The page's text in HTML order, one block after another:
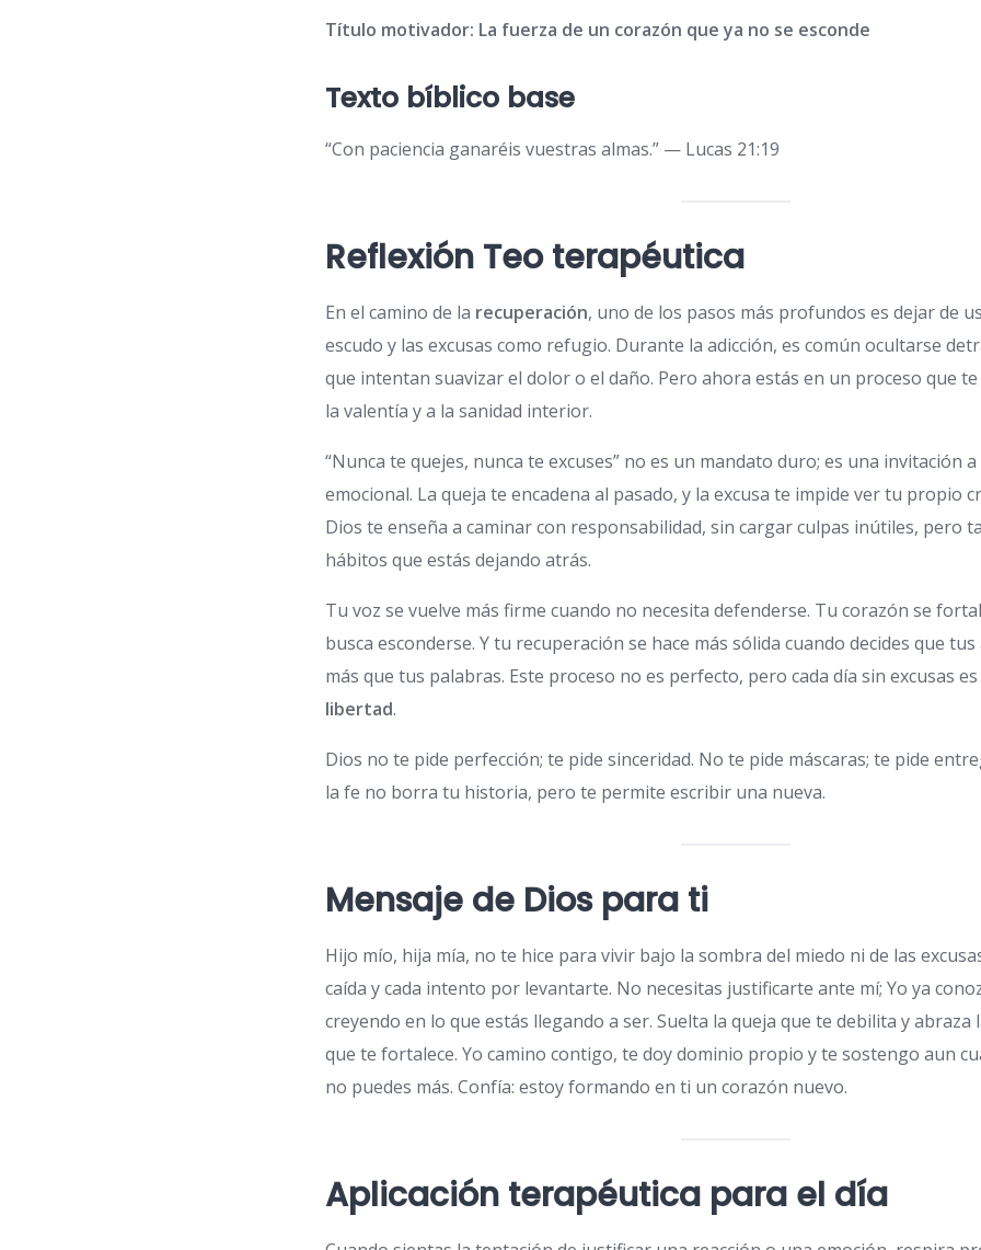
Título motivador: La fuerza de un corazón que ya no se esconde
Texto bíblico base
“Con paciencia ganaréis vuestras almas.” — Lucas 21:19
Reflexión Teo terapéutica
En el camino de la recuperación, uno de los pasos más profundos es dejar de
escudo y las excusas como refugio. Durante la adicción, es común ocultarse
que intentan suavizar el dolor o el daño. Pero ahora estás en un proceso que te
la valentía y a la sanidad interior.
“Nunca te quejes, nunca te excuses” no es un mandato duro; es una invitación
emocional. La queja te encadena al pasado, y la excusa te impide ver tu propio
Dios te enseña a caminar con responsabilidad, sin cargar culpas inútiles, pero
hábitos que estás dejando atrás.
Tu voz se vuelve más firme cuando no necesita defenderse. Tu corazón se
busca esconderse. Y tu recuperación se hace más sólida cuando decides que
más que tus palabras. Este proceso no es perfecto, pero cada día sin excusas
libertad.
Dios no te pide perfección; te pide sinceridad. No te pide máscaras; te pide
la fe no borra tu historia, pero te permite escribir una nueva.
Mensaje de Dios para ti
Hijo mío, hija mía, no te hice para vivir bajo la sombra del miedo ni de las
caída y cada intento por levantarte. No necesitas justificarte ante mí; Yo ya
creyendo en lo que estás llegando a ser. Suelta la queja que te debilita y
que te fortalece. Yo camino contigo, te doy dominio propio y te sostengo aun
no puedes más. Confía: estoy formando en ti un corazón nuevo.
Aplicación terapéutica para el día